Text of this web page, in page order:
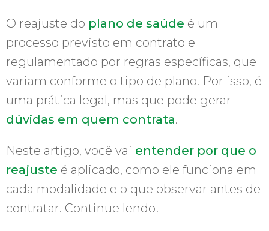
O reajuste do plano de saúde é um
processo previsto em contrato e
regulamentado por regras específicas, que
variam conforme o tipo de plano. Por isso, é
uma prática legal, mas que pode gerar
dúvidas em quem contrata.
Neste artigo, você vai entender por que o
reajuste é aplicado, como ele funciona em
cada modalidade e o que observar antes de
contratar. Continue lendo!